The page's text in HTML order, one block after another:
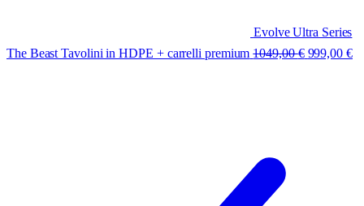
Evolve Ultra Series
The Beast Tavolini in HDPE + carrelli premium 1049,00€ 999,00 €